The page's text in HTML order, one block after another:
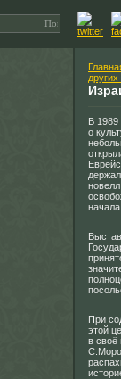
В 1989
о
При
этой
в